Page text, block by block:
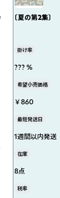
〔夏の第2集〕
掛け率
??? %
希望小売価格
￥860
最短発送日
1週間以内発送
在庫
8点
税率